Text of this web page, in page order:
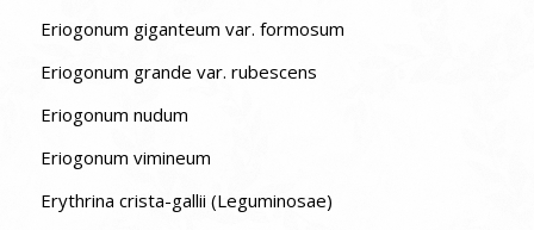
Eriogonum giganteum var. formosum
Eriogonum grande var. rubescens
Eriogonum nudum
Eriogonum vimineum
Erythrina crista-gallii (Leguminosae)